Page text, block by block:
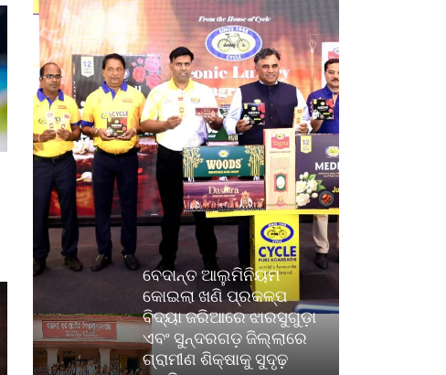
ବେଦାନ୍ତ ଆଲୁମିନିୟମ
କୋଇଲା ଖଣି ପ୍ରକଳ୍ପ
ବିଦ୍ୟା ଜରିଆରେ ଝାରସୁଗୁଡ଼ା
ଏବଂ ସୁନ୍ଦରଗଡ଼ ଜିଲ୍ଲାରେ
ଗ୍ରାମୀଣ ଶିକ୍ଷାକୁ ସୁଦୃଢ଼